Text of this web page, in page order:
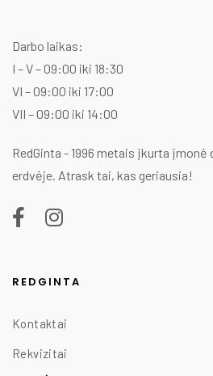
Darbo laikas:
I – V – 09:00 iki 18:30
VI – 09:00 iki 17:00
VII – 09:00 iki 14:00
RedGinta - 1996 metais įkurta
erdvėje. Atrask tai, kas geriausia!
REDGINTA
Kontaktai
Rekvizitai